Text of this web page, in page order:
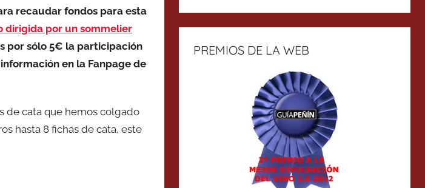
recaudar fondos para esta
dirigida por un sommelier
por sólo 5€ la participación
en la Fanpage de
de cata que hemos colgado
hasta 8 fichas de cata, este
PREMIOS DE LA WEB